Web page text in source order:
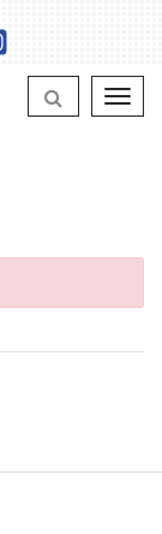
notra
Instagram